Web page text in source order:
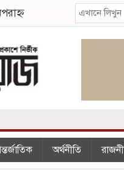
অর্থনীতি